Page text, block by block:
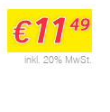
inkl. 20% MwSt.
€1149